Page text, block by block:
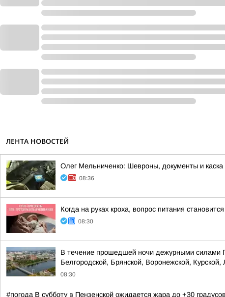
ЛЕНТА НОВОСТЕЙ
Олег Мельниченко: Шевроны, документы и
08:36
Когда на руках кроха, вопрос питания
08:30
В течение прошедшей ночи дежурными силами
Белгородской, Брянской, Воронежской,
08:30
#погода В субботу в Пензенской ожидается жара до +30